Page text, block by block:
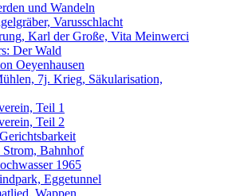
und Wandeln
Varusschlacht
Karl der Große, Vita Meinwerci
Der Wald
Oeyenhausen
7j. Krieg, Säkularisation,
Teil 1
Teil 2
Strom, Bahnhof
1965
Eggetunnel